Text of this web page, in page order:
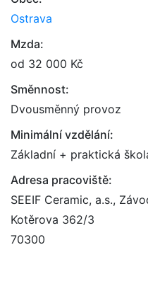
Ostrava
Mzda:
od 32 000 Kč
Směnnost:
Dvousměnný provoz
Minimální vzdělání:
Základní + praktická
Adresa pracoviště:
SEEIF Ceramic, a.s.,
Kotěrova 362/3
70300